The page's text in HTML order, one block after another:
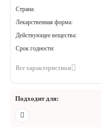
Страна:
Лекарственная форма:
Действующее вещества:
Срок годности:
Все характеристики
Подходит для: